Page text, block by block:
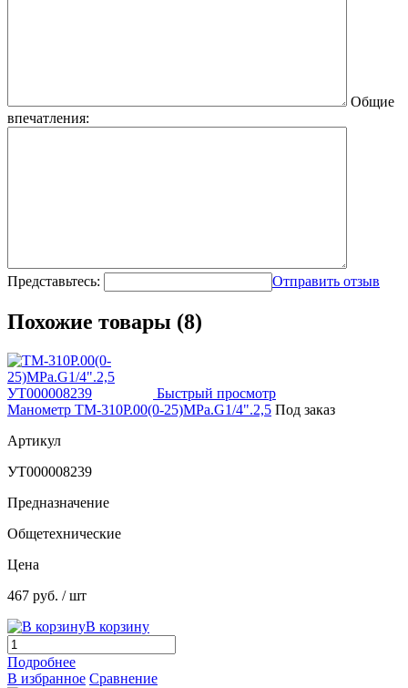
Общие
впечатления:
Представьтесь: Отправить отзыв
Похожие товары (8)
Быстрый просмотр
Манометр ТМ-310Р.00(0-25)MPa.G1/4".2,5 Под заказ
Артикул
УТ000008239
Предназначение
Общетехнические
Цена
467 руб. / шт
В корзину
Подробнее
В избранное Сравнение